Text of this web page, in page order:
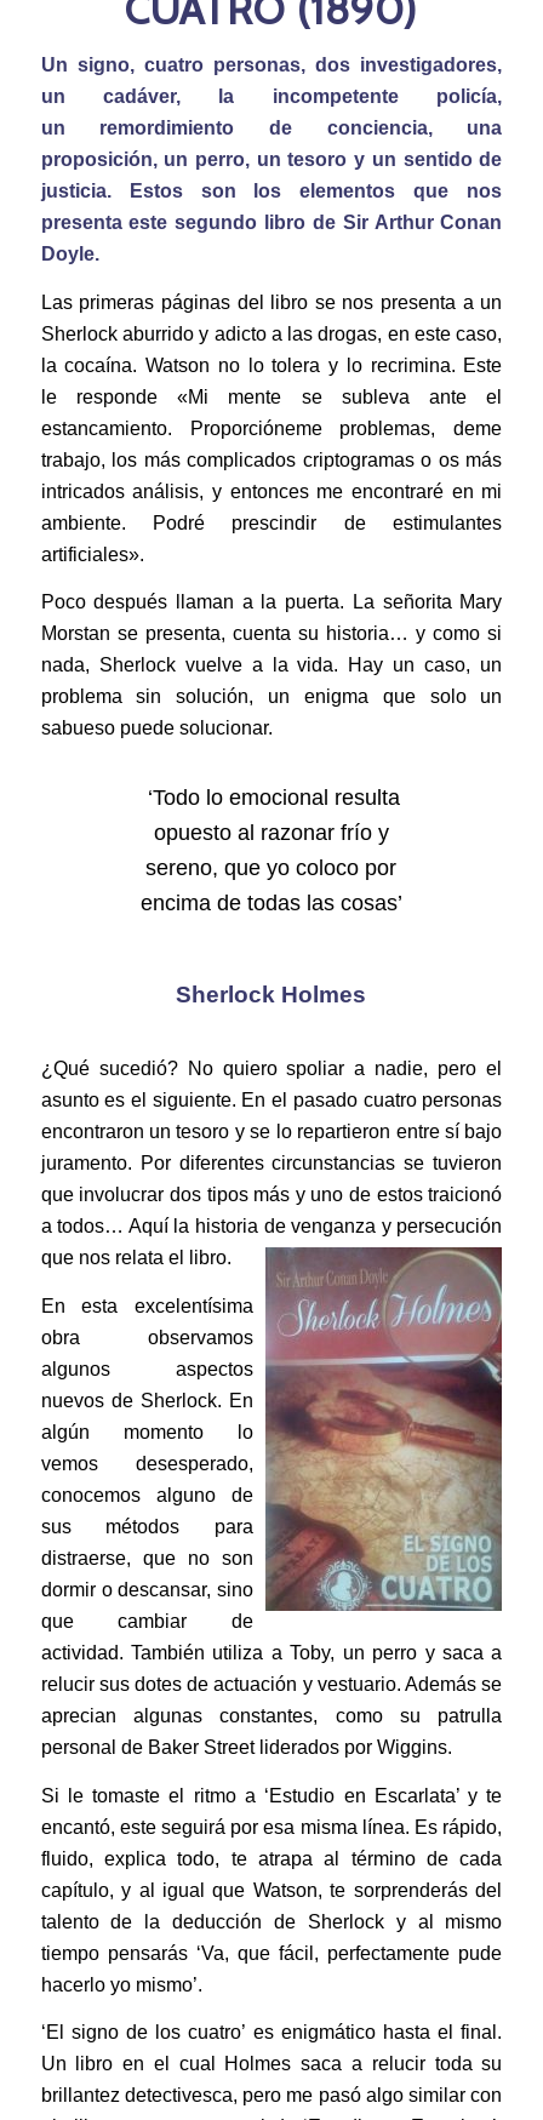
Un signo, cuatro personas, dos investigadores,
un cadáver, la incompetente policía,
un remordimiento de conciencia, una
proposición, un perro, un tesoro y un sentido de
justicia. Estos son los elementos que nos
presenta este segundo libro de Sir Arthur Conan
Doyle.
Las primeras páginas del libro se nos presenta a un
Sherlock aburrido y adicto a las drogas, en este caso,
la cocaína. Watson no lo tolera y lo recrimina. Este
le responde «Mi mente se subleva ante el
estancamiento. Proporcióneme problemas, deme
trabajo, los más complicados criptogramas o os más
intricados análisis, y entonces me encontraré en mi
ambiente. Podré prescindir de estimulantes
artificiales».
Poco después llaman a la puerta. La señorita Mary
Morstan se presenta, cuenta su historia… y como si
nada, Sherlock vuelve a la vida. Hay un caso, un
problema sin solución, un enigma que solo un
sabueso puede solucionar.
‘Todo lo emocional resulta
opuesto al razonar frío y
sereno, que yo coloco por
encima de todas las cosas’
Sherlock Holmes
¿Qué sucedió? No quiero spoliar a nadie, pero el
asunto es el siguiente. En el pasado cuatro personas
encontraron un tesoro y se lo repartieron entre sí bajo
juramento. Por diferentes circunstancias se tuvieron
que involucrar dos tipos más y uno de estos traicionó
a todos… Aquí la historia de venganza y persecución
que nos relata el libro.
En esta excelentísima
obra observamos
algunos aspectos
nuevos de Sherlock. En
algún momento lo
vemos desesperado,
conocemos alguno de
sus métodos para
distraerse, que no son
dormir o descansar, sino
que cambiar de
actividad. También utiliza a Toby, un perro y saca a
relucir sus dotes de actuación y vestuario. Además se
aprecian algunas constantes, como su patrulla
personal de Baker Street liderados por Wiggins.
Si le tomaste el ritmo a ‘Estudio en Escarlata’ y te
encantó, este seguirá por esa misma línea. Es rápido,
fluido, explica todo, te atrapa al término de cada
capítulo, y al igual que Watson, te sorprenderás del
talento de la deducción de Sherlock y al mismo
tiempo pensarás ‘Va, que fácil, perfectamente pude
hacerlo yo mismo’.
‘El signo de los cuatro’ es enigmático hasta el final.
Un libro en el cual Holmes saca a relucir toda su
brillantez detectivesca, pero me pasó algo similar con